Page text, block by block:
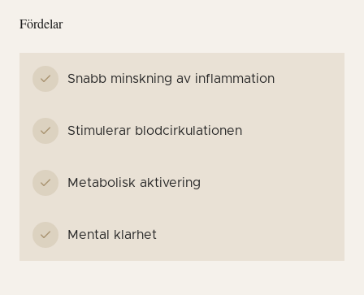
Fördelar
Snabb minskning av inflammation
Stimulerar blodcirkulationen
Metabolisk aktivering
Mental klarhet